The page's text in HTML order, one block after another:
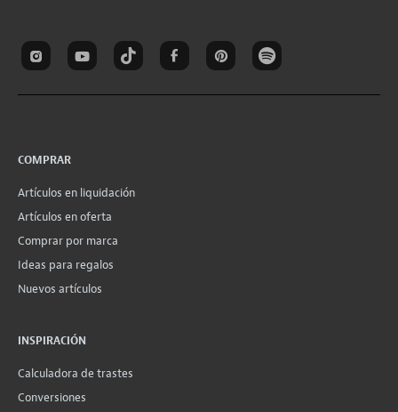
COMPRAR
Artículos en liquidación
Artículos en oferta
Comprar por marca
Ideas para regalos
Nuevos artículos
INSPIRACIÓN
Calculadora de trastes
Conversiones